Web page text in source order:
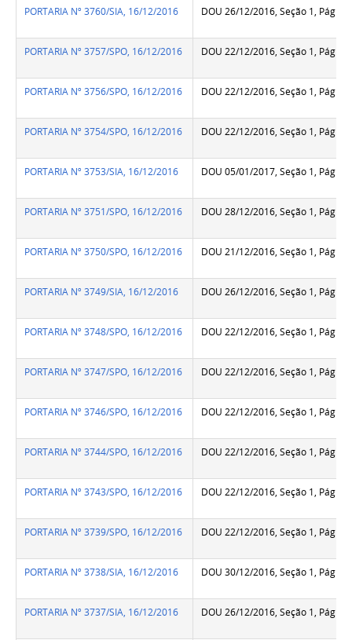
PORTARIA Nº 3760/SIA, 16/12/2016 DOU 26/12/2016, Seção 1, Pág.86
PORTARIA Nº 3757/SPO, 16/12/2016 DOU 22/12/2016, Seção 1,
PORTARIA Nº 3756/SPO, 16/12/2016 DOU 22/12/2016, Seção 1,
PORTARIA Nº 3754/SPO, 16/12/2016 DOU 22/12/2016, Seção 1,
PORTARIA Nº 3753/SIA, 16/12/2016 DOU 05/01/2017, Seção 1, Pág.58
PORTARIA Nº 3751/SPO, 16/12/2016 DOU 28/12/2016, Seção 1,
PORTARIA Nº 3750/SPO, 16/12/2016 DOU 21/12/2016, Seção 1,
PORTARIA Nº 3749/SIA, 16/12/2016 DOU 26/12/2016, Seção 1, Pág.86
PORTARIA Nº 3748/SPO, 16/12/2016 DOU 22/12/2016, Seção 1,
PORTARIA Nº 3747/SPO, 16/12/2016 DOU 22/12/2016, Seção 1,
PORTARIA Nº 3746/SPO, 16/12/2016 DOU 22/12/2016, Seção 1,
PORTARIA Nº 3744/SPO, 16/12/2016 DOU 22/12/2016, Seção 1,
PORTARIA Nº 3743/SPO, 16/12/2016 DOU 22/12/2016, Seção 1,
PORTARIA Nº 3739/SPO, 16/12/2016 DOU 22/12/2016, Seção 1,
PORTARIA Nº 3738/SIA, 16/12/2016 DOU 30/12/2016, Seção 1,
PORTARIA Nº 3737/SIA, 16/12/2016 DOU 26/12/2016, Seção 1, Pág.86